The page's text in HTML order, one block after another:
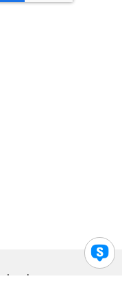
Legal